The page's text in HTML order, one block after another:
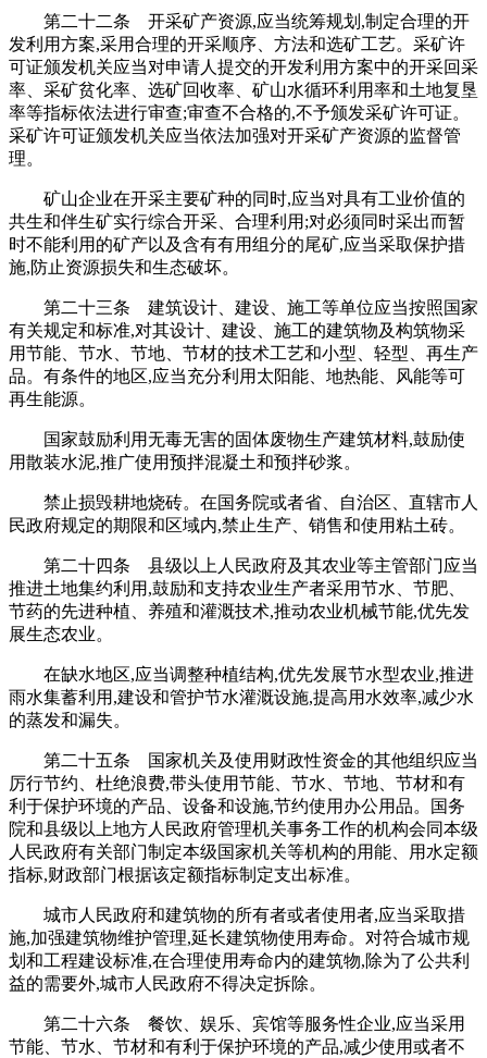
第二十二条 开采矿产资源,应当统筹规划,制定合理的开
发利用方案,采用合理的开采顺序、方法和选矿工艺。采矿许
可证颁发机关应当对申请人提交的开发利用方案中的开采回采
率、采矿贫化率、选矿回收率、矿山水循环利用率和土地复垦
率等指标依法进行审查;审查不合格的,不予颁发采矿许可证。
采矿许可证颁发机关应当依法加强对开采矿产资源的监督管
理。
矿山企业在开采主要矿种的同时,应当对具有工业价值的
共生和伴生矿实行综合开采、合理利用;对必须同时采出而暂
时不能利用的矿产以及含有有用组分的尾矿,应当采取保护措
施,防止资源损失和生态破坏。
第二十三条 建筑设计、建设、施工等单位应当按照国家
有关规定和标准,对其设计、建设、施工的建筑物及构筑物采
用节能、节水、节地、节材的技术工艺和小型、轻型、再生产
品。有条件的地区,应当充分利用太阳能、地热能、风能等可
再生能源。
国家鼓励利用无毒无害的固体废物生产建筑材料,鼓励使
用散装水泥,推广使用预拌混凝土和预拌砂浆。
禁止损毁耕地烧砖。在国务院或者省、自治区、直辖市人
民政府规定的期限和区域内,禁止生产、销售和使用粘土砖。
第二十四条 县级以上人民政府及其农业等主管部门应当
推进土地集约利用,鼓励和支持农业生产者采用节水、节肥、
节药的先进种植、养殖和灌溉技术,推动农业机械节能,优先发
展生态农业。
在缺水地区,应当调整种植结构,优先发展节水型农业,推进
雨水集蓄利用,建设和管护节水灌溉设施,提高用水效率,减少水
的蒸发和漏失。
第二十五条 国家机关及使用财政性资金的其他组织应当
厉行节约、杜绝浪费,带头使用节能、节水、节地、节材和有
利于保护环境的产品、设备和设施,节约使用办公用品。国务
院和县级以上地方人民政府管理机关事务工作的机构会同本级
人民政府有关部门制定本级国家机关等机构的用能、用水定额
指标,财政部门根据该定额指标制定支出标准。
城市人民政府和建筑物的所有者或者使用者,应当采取措
施,加强建筑物维护管理,延长建筑物使用寿命。对符合城市规
划和工程建设标准,在合理使用寿命内的建筑物,除为了公共利
益的需要外,城市人民政府不得决定拆除。
第二十六条 餐饮、娱乐、宾馆等服务性企业,应当采用
节能、节水、节材和有利于保护环境的产品,减少使用或者不